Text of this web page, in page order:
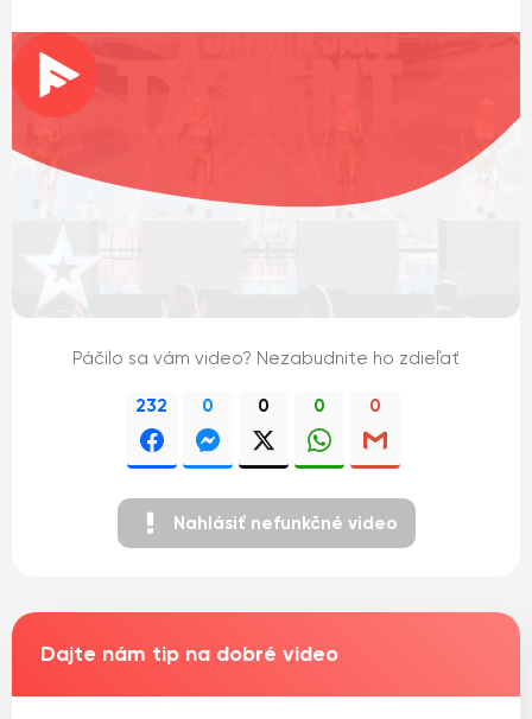
Páčilo sa vám video? Nezabudnite ho zdieľať
232 0 0 0 0
Nahlásiť nefunkčné video
Dajte nám tip na dobré video